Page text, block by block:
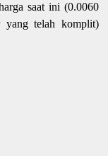
saat ini (0.0060
yang telah komplit)